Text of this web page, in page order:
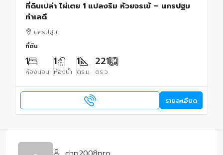
ที่ดินเปล่า ไผ่เตย 1 แปลงริม ห้วยจรเข้ – นครปฐม
ทำเลดี
นครปฐม
ที่ดิน
1
ห้องนอน
1
ห้องน้ำ
1
ตร.ม.
221
ตร.ว.
รายละเอียด